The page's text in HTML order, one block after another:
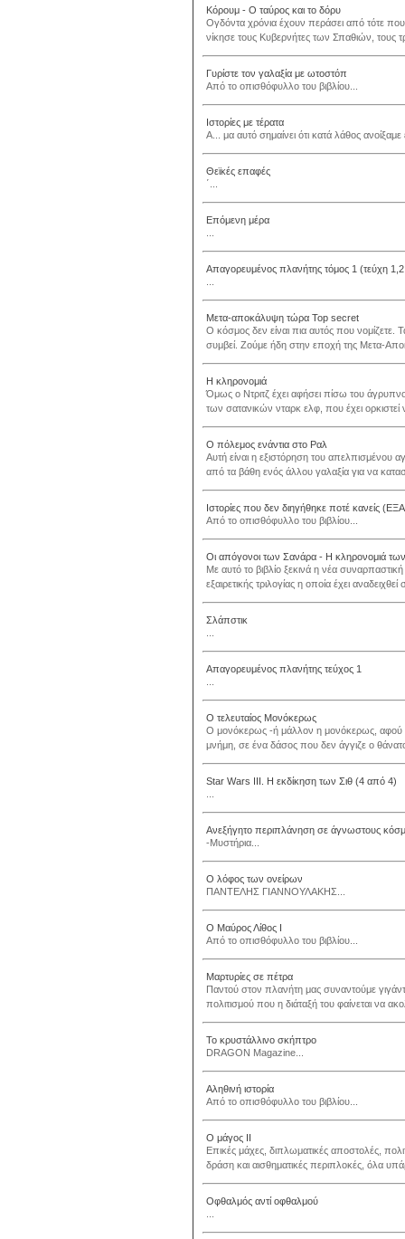
Κόρουμ - Ο ταύρος και το δόρυ
Ογδόντα χρόνια έχουν περάσει από τότε
νίκησε τους Κυβερνήτες των Σπαθιών,
Γυρίστε τον γαλαξία με ωτοστόπ
Από το οπισθόφυλλο του βιβλίου...
Ιστορίες με τέρατα
Α... μα αυτό σημαίνει ότι κατά λάθος
Θεϊκές επαφές
΄...
Επόμενη μέρα
Απαγορευμένος πλανήτης τόμος 1 (τεύχη
Μετα-αποκάλυψη τώρα Top secret
Ο κόσμος δεν είναι πια αυτός που νομίζετε.
συμβεί. Ζούμε ήδη στην εποχή της Μετα-
Η κληρονομιά
Όμως ο Ντριτζ έχει αφήσει πίσω του
των σατανικών νταρκ ελφ, που έχει
Ο πόλεμος ενάντια στο Ραλ
Αυτή είναι η εξιστόρηση του
από τα βάθη ενός άλλου γαλαξία για να
Ιστορίες που δεν διηγήθηκε ποτέ κανείς
Από το οπισθόφυλλο του βιβλίου...
Οι απόγονοι των Σανάρα - Η κληρονομιά των
Με αυτό το βιβλίο ξεκινά η νέα
εξαιρετικής τριλογίας η οποία έχει
Σλάπστικ
Απαγορευμένος πλανήτης τεύχος 1
Ο τελευταίος Μονόκερως
Ο μονόκερως -ή μάλλον η μονόκερως, αφού
μνήμη, σε ένα δάσος που δεν άγγιζε ο
Star Wars ΙΙΙ. Η εκδίκηση των Σιθ (4 από 4)
Ανεξήγητο περιπλάνηση σε άγνωστους
-Μυστήρια...
Ο λόφος των ονείρων
ΠΑΝΤΕΛΗΣ ΓΙΑΝΝΟΥΛΑΚΗΣ...
Ο Μαύρος Λίθος Ι
Από το οπισθόφυλλο του βιβλίου...
Μαρτυρίες σε πέτρα
Παντού στον πλανήτη μας συναντούμε
πολιτισμού που η διάταξή του φαίνεται να
Το κρυστάλλινο σκήπτρο
DRAGON Magazine...
Αληθινή ιστορία
Από το οπισθόφυλλο του βιβλίου...
Ο μάγος ΙΙ
Επικές μάχες, διπλωματικές αποστολές,
δράση και αισθηματικές περιπλοκές, όλα
Οφθαλμός αντί οφθαλμού